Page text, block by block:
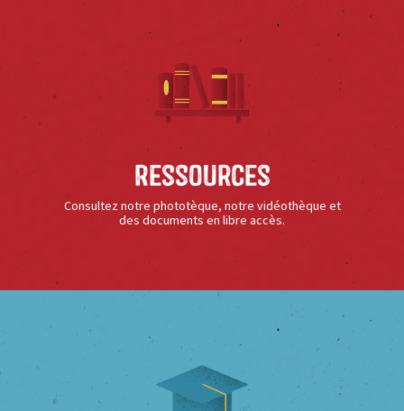
Ressources
Consultez notre phototèque, notre vidéothèque et
des documents en libre accès.